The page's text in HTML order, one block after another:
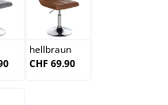
hellbraun
hellbraun
CHF 69.90